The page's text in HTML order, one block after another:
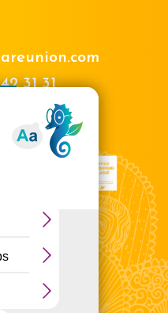
Masquer le
31 31